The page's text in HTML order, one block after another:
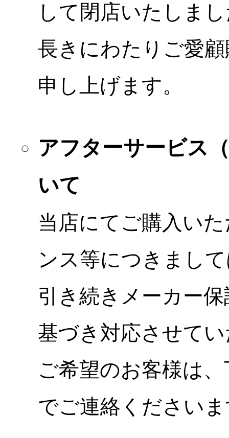
して閉店いたしま
長きにわたりご愛
申し上げます。
アフターサービス
いて
当店にてご購入い
ンス等につきまし
引き続きメーカー
基づき対応させて
ご希望のお客様は
でご連絡ください